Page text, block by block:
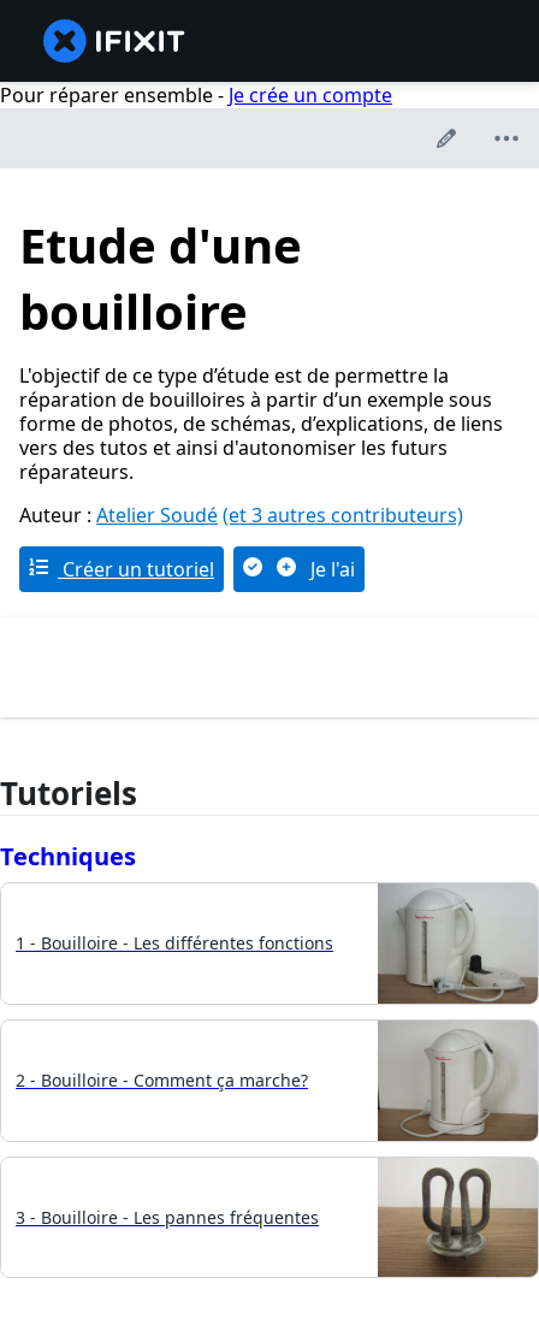
Pour réparer ensemble - Je crée un compte
Etude d'une
bouilloire
L'objectif de ce type d’étude est de permettre la
réparation de bouilloires à partir d’un exemple sous
forme de photos, de schémas, d’explications, de liens
vers des tutos et ainsi d'autonomiser les futurs
réparateurs.
Auteur : Atelier Soudé(et 3 autres contributeurs)
Créer un tutoriel Je l'ai
Tutoriels
Techniques
1 - Bouilloire - Les différentes fonctions
2 - Bouilloire - Comment ça marche?
3 - Bouilloire - Les pannes fréquentes